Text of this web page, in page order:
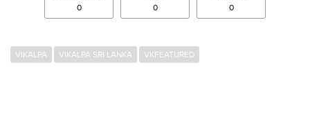
0 0 0
VIKALPA VIKALPA SRI LANKA VKFEATURED